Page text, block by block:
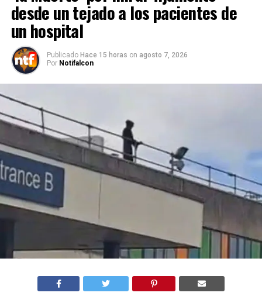
desde un tejado a los pacientes de
un hospital
Publicado Hace 15 horas on agosto 7, 2026
Por Notifalcon